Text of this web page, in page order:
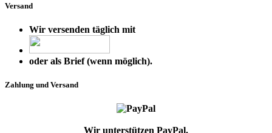
Versand
Wir versenden täglich mit
oder als Brief (wenn möglich).
Zahlung und Versand
Wir unterstützen PayPal.